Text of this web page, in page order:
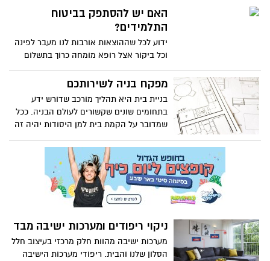
מוביל מקצועי אמין במחיר לא יקר.
האם יש להסתפק בביטוח
התלמידים?
ידוע לכל שההוצאות אורבות לנו מעבר לפינה
וכל ביקור אצל רופא מומחה כרוך בתשלום
נוסף וזאת לפני שמעלים את שאלת השאלות
– את זמינות התורים. לכן בביטוח תלמידים
מפקח בניה לשירותכם
בניית בית היא תהליך מורכב שדורש ידע
בתחומים שונים שקשורים לעולם הבניה. ככל
שמדובר על הקמת בית למן היסודות יהיה זה
התהליכים הללו וידאג שהבניה תתבצע על פי
התכנית המקורית. היות ומדובר על הוצאה
כספית לא מבוטלת, ניתן לשער שתרצו
שהבניה תתבצע על ידי פועלים מנוסים מבלי
להתפשר על חומרי הגלם.
ניקוי ריפודים ומערכות ישיבה מבד
מערכות ישיבה מהוות חלק מרכזי בעיצוב חלל
הסלון שלנו והבית. ריפודי מערכות הישיבה